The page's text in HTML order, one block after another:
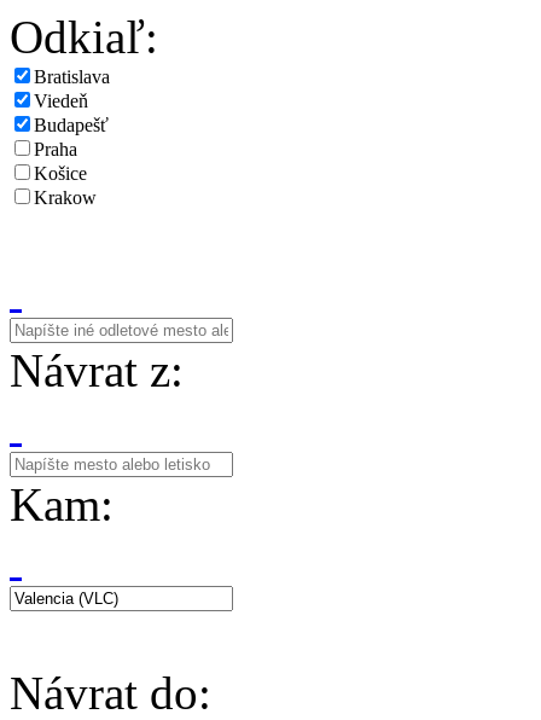
Odkiaľ:
Bratislava
Viedeň
Budapešť
Praha
Košice
Krakow
Návrat z:
Kam:
Návrat do: